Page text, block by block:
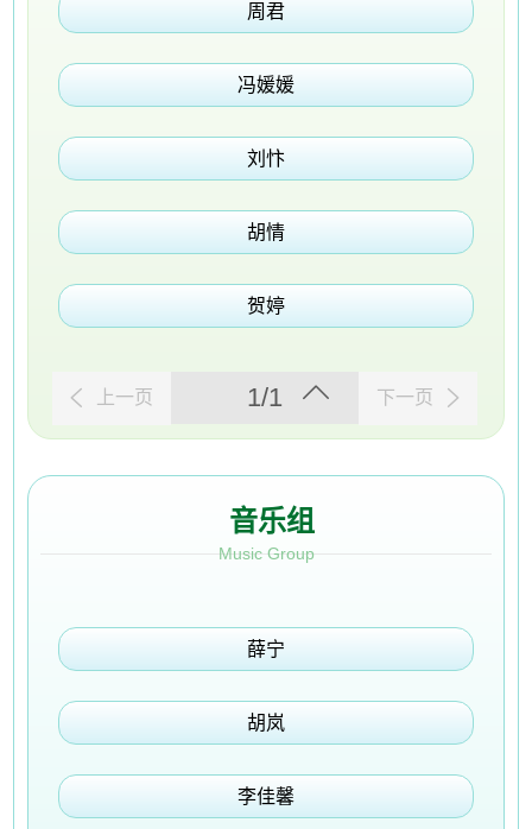
周君
冯媛媛
刘忭
胡情
贺婷
上一页 1/1 下一页
音乐组
Music Group
薛宁
胡岚
李佳馨